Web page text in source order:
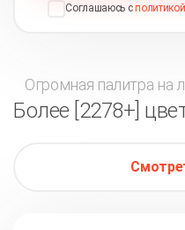
Соглашаюсь с
Огромная палитра на
Более [2278+]